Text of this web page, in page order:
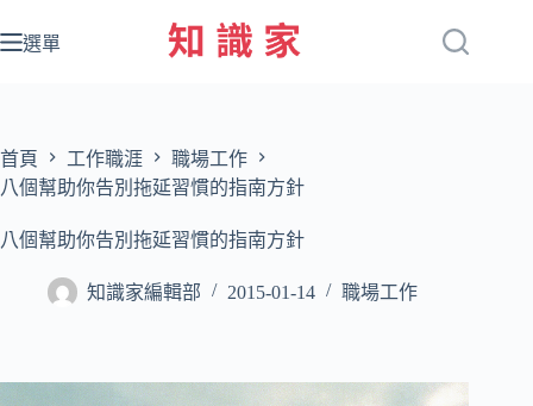
至
容
選單
首頁 工作職涯
職場工作
八個幫助你告別拖延習慣的指南方針
八個幫助你告別拖延習慣的指南方針
知識家編輯部 2015-01-14 職場工作